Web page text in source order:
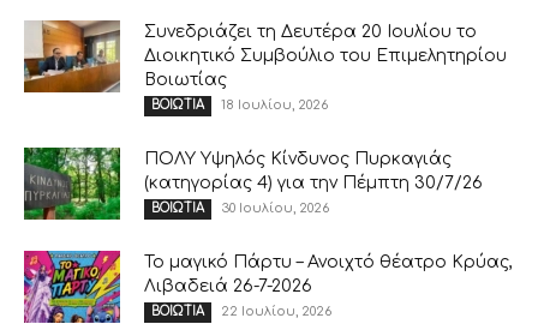
Συνεδριάζει τη Δευτέρα 20 Ιουλίου το
Διοικητικό Συμβούλιο του Επιμελητηρίου
Βοιωτίας
ΒΟΙΩΤΙΑ 18 Ιουλίου, 2026
ΠΟΛΥ Υψηλός Κίνδυνος Πυρκαγιάς
(κατηγορίας 4) για την Πέμπτη 30/7/26
ΒΟΙΩΤΙΑ 30 Ιουλίου, 2026
Το μαγικό Πάρτυ – Ανοιχτό θέατρο Κρύας,
Λιβαδειά 26-7-2026
ΒΟΙΩΤΙΑ 22 Ιουλίου, 2026